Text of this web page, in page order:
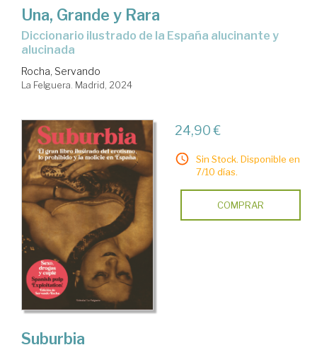
Una, Grande y Rara
Diccionario ilustrado de la España alucinante y
alucinada
Rocha, Servando
La Felguera. Madrid, 2024
24,90 €
Sin Stock. Disponible en
7/10 días.
COMPRAR
Suburbia